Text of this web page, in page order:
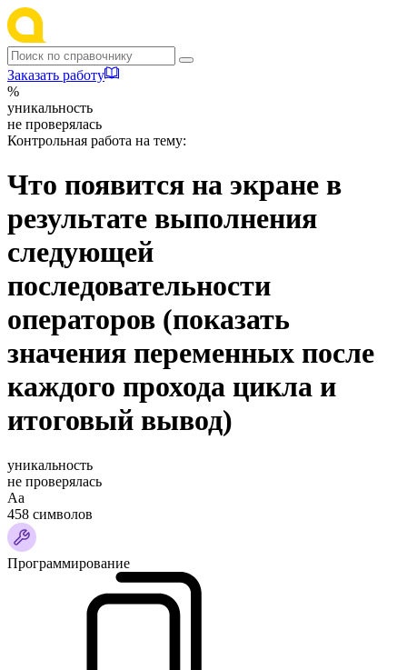
Заказать работу
%
уникальность
не проверялась
Контрольная работа на тему:
Что появится на экране в
результате выполнения
следующей
последовательности
операторов (показать
значения переменных после
каждого прохода цикла и
итоговый вывод)
уникальность
не проверялась
Аа
458 символов
Программирование